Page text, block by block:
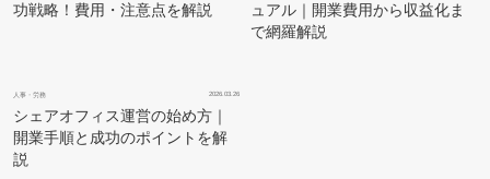
功戦略！費用・注意点を解説
ュアル｜開業費用から収益化ま
で網羅解説
人事・労務 2026.03.26
シェアオフィス運営の始め方｜
開業手順と成功のポイントを解
説